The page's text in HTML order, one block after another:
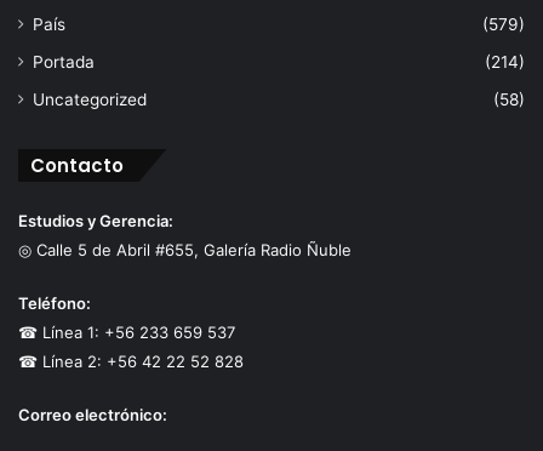
País
(579)
Portada
(214)
Uncategorized
(58)
Contacto
Estudios y Gerencia:
◎ Calle 5 de Abril #655, Galería Radio Ñuble
Teléfono:
☎ Línea 1: +56 233 659 537
☎ Línea 2: +56 42 22 52 828
Correo electrónico: